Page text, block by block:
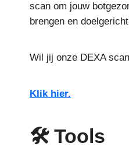
scan om jouw
brengen en
Wil jij onze DEXA
Klik hier.
🛠️ Tools